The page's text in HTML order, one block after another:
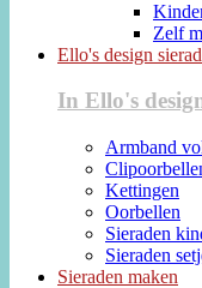
Zelf
Ello's design
In Ello's
Armband
Kettingen
Oorbellen
Sieraden
Sieraden
Sieraden maken